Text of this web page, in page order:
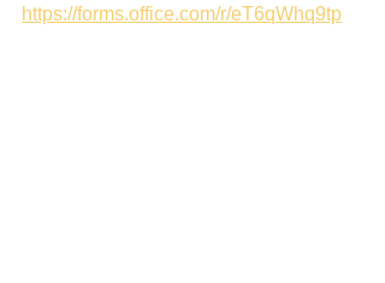
https://forms.office.com/r/eT6qWhq9tp